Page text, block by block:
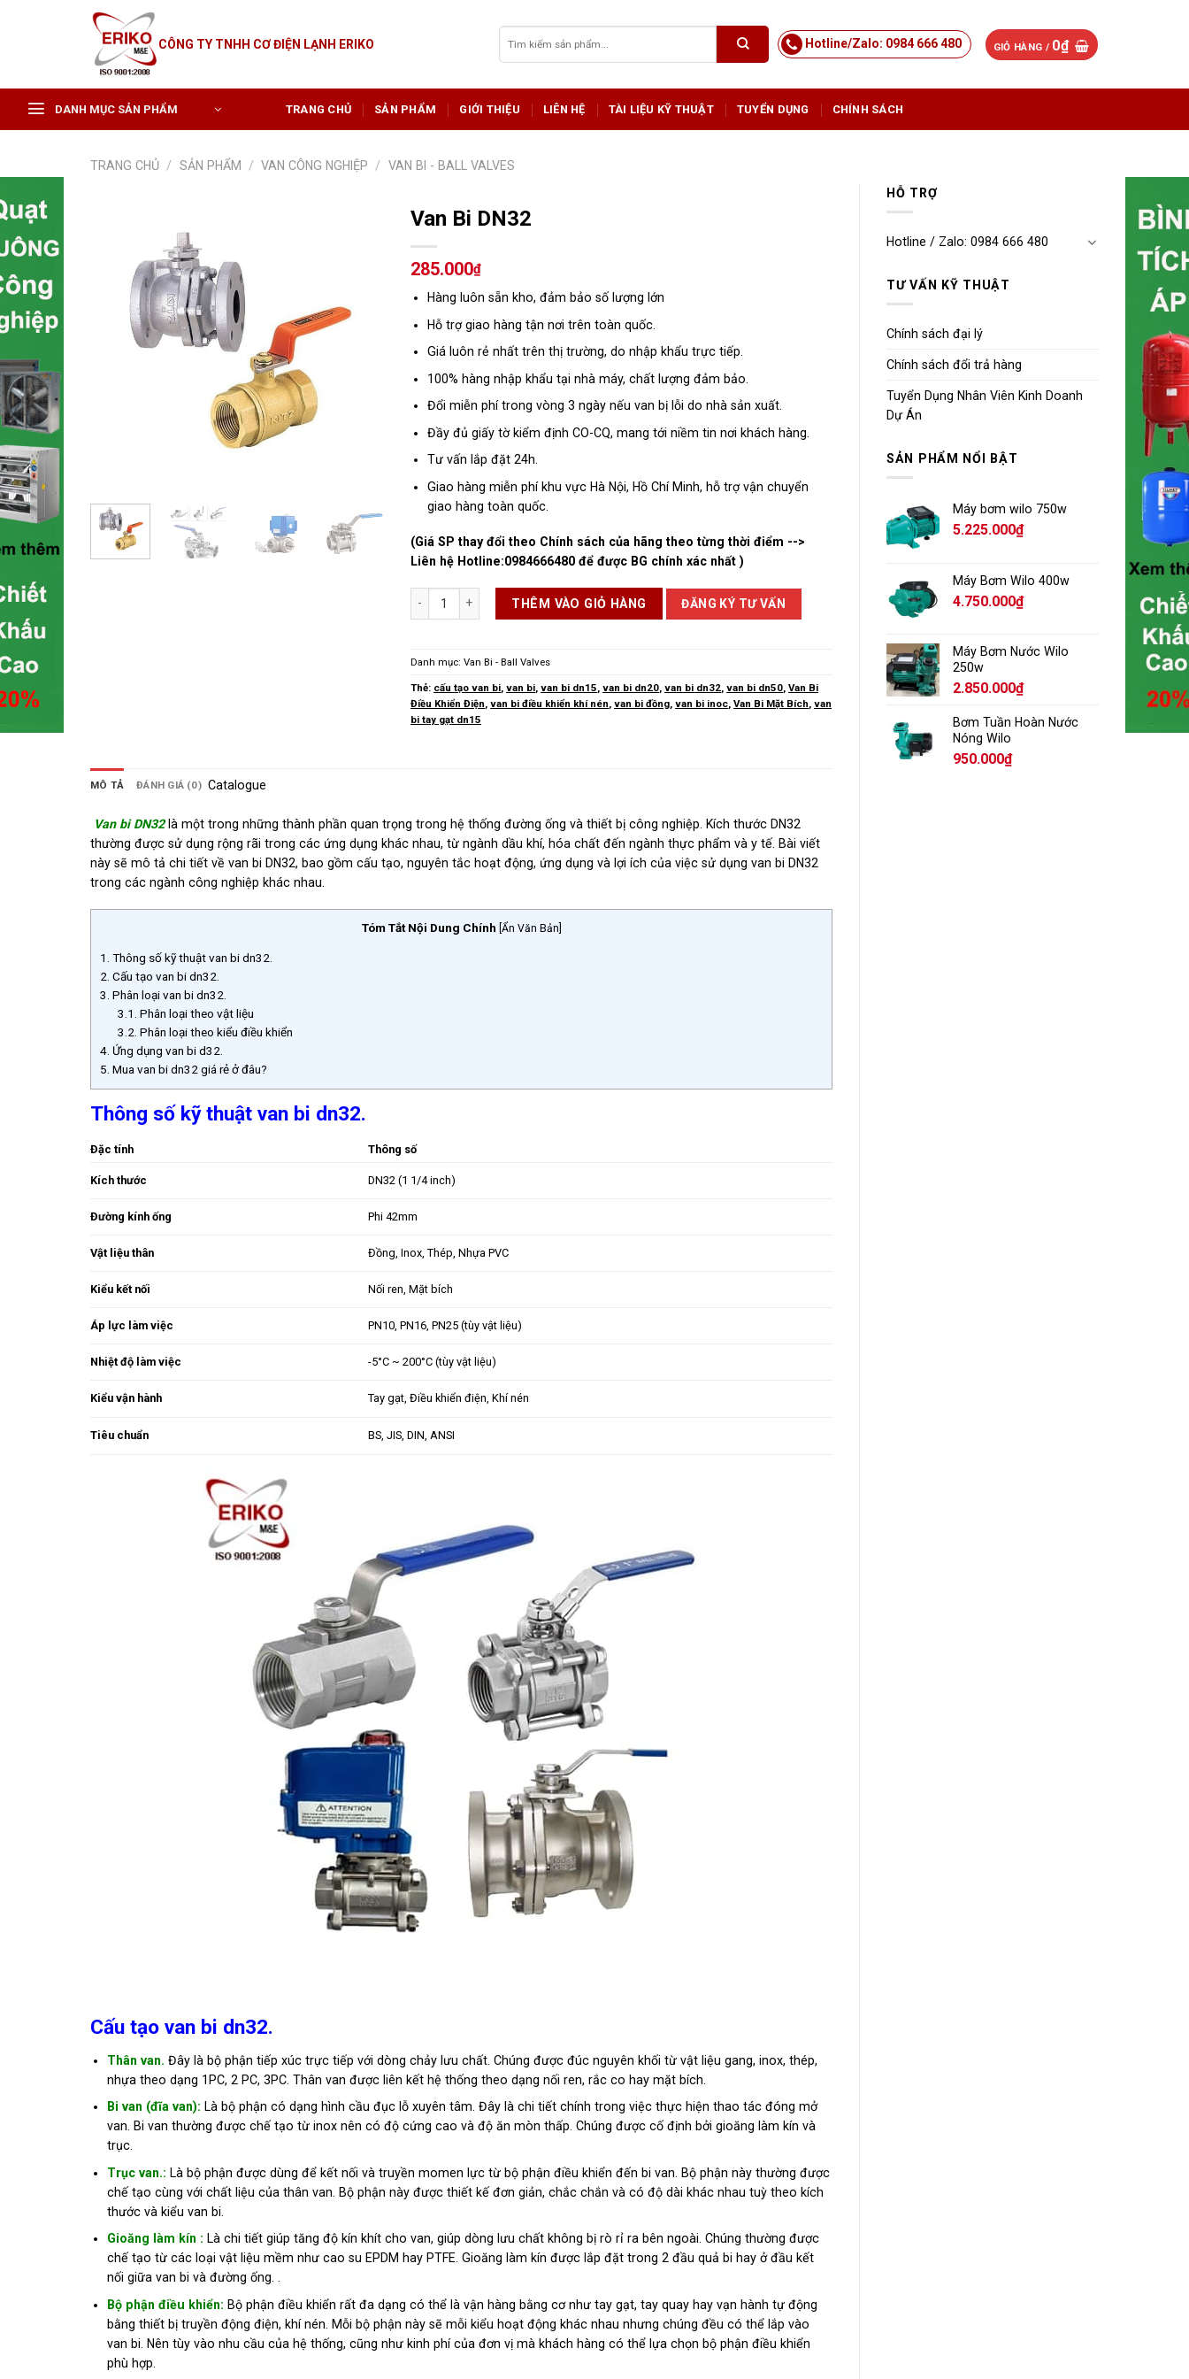
CÔNG TY TNHH CƠ ĐIỆN LẠNH ERIKO
kiếm:
Hotline/Zalo: 0984 666 480 GIỎ HÀNG / 0₫
DANH MỤC SẢN PHẨM TRANG CHỦ SẢN PHẨM GIỚI THIỆU LIÊN HỆ TÀI LIỆU KỸ THUẬT TUYỂN DỤNG CHÍNH SÁCH
TRANG CHỦ / SẢN PHẨM / VAN CÔNG NGHIỆP /
VAN BI - BALL VALVES
HỖ TRỢ
Hotline / Zalo: 0984 666 480
TƯ VẤN KỸ THUẬT
Chính sách đại lý
Chính sách đổi trả hàng
Tuyển Dụng Nhân Viên Kinh Doanh
Dự Án
SẢN PHẨM NỔI BẬT
Máy bơm wilo 750w
5.225.000₫
Máy Bơm Wilo 400w
4.750.000₫
Máy Bơm Nước Wilo
250w
2.850.000₫
Bơm Tuần Hoàn Nước
Nóng Wilo
950.000₫
Van Bi DN32
285.000₫
Hàng luôn sẵn kho, đảm bảo số lượng lớn
Hỗ trợ giao hàng tận nơi trên toàn quốc.
Giá luôn rẻ nhất trên thị trường, do nhập khẩu trực tiếp.
100% hàng nhập khẩu tại nhà máy, chất lượng đảm bảo.
Đổi miễn phí trong vòng 3 ngày nếu van bị lỗi do nhà sản xuất.
Đầy đủ giấy tờ kiểm định CO-CQ, mang tới niềm tin nơi khách hàng.
Tư vấn lắp đặt 24h.
Giao hàng miễn phí khu vực Hà Nội, Hồ Chí Minh, hỗ trợ vận chuyển
giao hàng toàn quốc.
(Giá SP thay đổi theo Chính sách của hãng theo từng thời điểm -->
Liên hệ Hotline:0984666480 để được BG chính xác nhất )
THÊM VÀO GIỎ HÀNG ĐĂNG KÝ TƯ VẤN
Danh mục:Van Bi - Ball Valves
Thẻ: cấu tạo van bi ,van bi ,van bi dn15 ,van bi dn20 ,van bi dn32 ,van bi dn50 ,Van Bi
Điều Khiển Điện ,van bi điều khiển khí nén ,van bi đồng ,van bi inoc ,Van Bi Mặt Bích ,van
bi tay gạt dn15
MÔ TẢ ĐÁNH GIÁ (0) Catalogue
Van bi DN32 là một trong những thành phần quan trọng trong hệ thống đường ống và thiết bị công nghiệp. Kích thước DN32
thường được sử dụng rộng rãi trong các ứng dụng khác nhau, từ ngành dầu khí, hóa chất đến ngành thực phẩm và y tế. Bài viết
này sẽ mô tả chi tiết về van bi DN32, bao gồm cấu tạo, nguyên tắc hoạt động, ứng dụng và lợi ích của việc sử dụng van bi DN32
trong các ngành công nghiệp khác nhau.
Tóm Tắt Nội Dung Chính Ẩn Văn Bản
1. Thông số kỹ thuật van bi dn32.
2. Cấu tạo van bi dn32.
3. Phân loại van bi dn32.
3.1. Phân loại theo vật liệu
3.2. Phân loại theo kiểu điều khiển
4. Ứng dụng van bi d32.
5. Mua van bi dn32 giá rẻ ở đâu?
Thông số kỹ thuật van bi dn32.
Đặc tính Thông số
Kích thước DN32 (1 1/4 inch)
Đường kính ống Phi 42mm
Vật liệu thân Đồng, Inox, Thép, Nhựa PVC
Kiểu kết nối Nối ren, Mặt bích
Áp lực làm việc PN10, PN16, PN25 (tùy vật liệu)
Nhiệt độ làm việc -5°C ~ 200°C (tùy vật liệu)
Kiểu vận hành Tay gạt, Điều khiển điện, Khí nén
Tiêu chuẩn BS, JIS, DIN, ANSI
Cấu tạo van bi dn32.
Thân van. Đây là bộ phận tiếp xúc trực tiếp với dòng chảy lưu chất. Chúng được đúc nguyên khối từ vật liệu gang, inox, thép,
nhựa theo dạng 1PC, 2 PC, 3PC. Thân van được liên kết hệ thống theo dạng nối ren, rắc co hay mặt bích.
Bi van (đĩa van): Là bộ phận có dạng hình cầu đục lỗ xuyên tâm. Đây là chi tiết chính trong việc thực hiện thao tác đóng mở
van. Bi van thường được chế tạo từ inox nên có độ cứng cao và độ ăn mòn thấp. Chúng được cố định bởi gioăng làm kín và
trục.
Trục van.: Là bộ phận được dùng để kết nối và truyền momen lực từ bộ phận điều khiển đến bi van. Bộ phận này thường được
chế tạo cùng với chất liệu của thân van. Bộ phận này được thiết kế đơn giản, chắc chắn và có độ dài khác nhau tuỳ theo kích
thước và kiểu van bi.
Gioăng làm kín : Là chi tiết giúp tăng độ kín khít cho van, giúp dòng lưu chất không bị rò rỉ ra bên ngoài. Chúng thường được
chế tạo từ các loại vật liệu mềm như cao su EPDM hay PTFE. Gioăng làm kín được lắp đặt trong 2 đầu quả bi hay ở đầu kết
nối giữa van bi và đường ống. .
Bộ phận điều khiển: Bộ phận điều khiển rất đa dạng có thể là vận hàng bằng cơ như tay gạt, tay quay hay vạn hành tự động
bằng thiết bị truyền động điện, khí nén. Mỗi bộ phận này sẽ mỗi kiểu hoạt động khác nhau nhưng chúng đều có thể lắp vào
van bi. Nên tùy vào nhu cầu của hệ thống, cũng như kinh phí của đơn vị mà khách hàng có thể lựa chọn bộ phận điều khiển
phù hợp.